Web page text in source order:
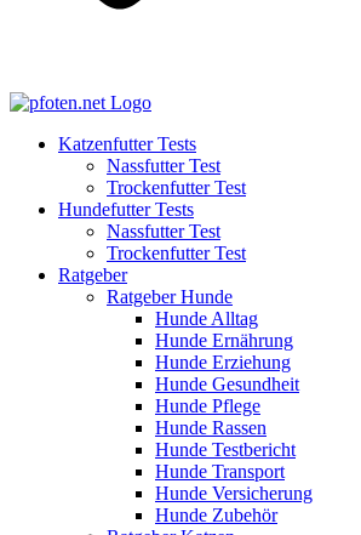
Katzenfutter Tests
Nassfutter Test
Trockenfutter Test
Hundefutter Tests
Nassfutter Test
Trockenfutter Test
Ratgeber
Ratgeber Hunde
Hunde Alltag
Hunde Ernährung
Hunde Erziehung
Hunde Gesundheit
Hunde Pflege
Hunde Rassen
Hunde Testbericht
Hunde Transport
Hunde Versicherung
Hunde Zubehör